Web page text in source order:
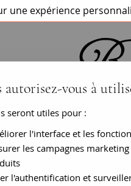
une expérience
autorisez-vous à
seront utiles pour :
l'interface et les
les campagnes
l'authentification et